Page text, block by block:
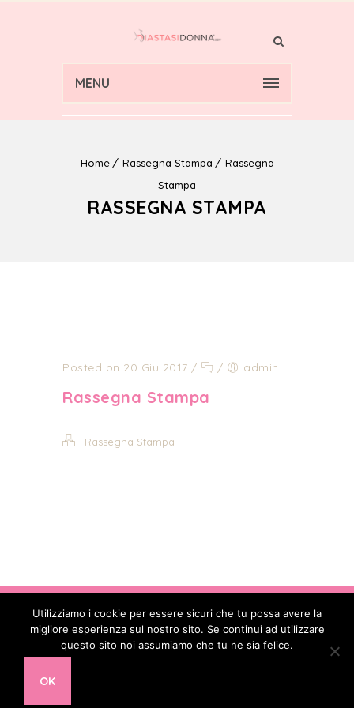
MENU
Home Rassegna Stampa
Rassegna
Stampa
RASSEGNA STAMPA
Posted on 20 Giu 2017 / / admin
Rassegna Stampa
Rassegna Stampa
Copyright © 2017 - 2026. All Rights
Reserved - Codice Fiscale: 90088850582 -
Partita IVA: 16478391002 - E-mail:
Utilizziamo i cookie per essere sicuri che tu possa avere la
migliore esperienza sul nostro sito. Se continui ad utilizzare
questo sito noi assumiamo che tu ne sia felice.
OK